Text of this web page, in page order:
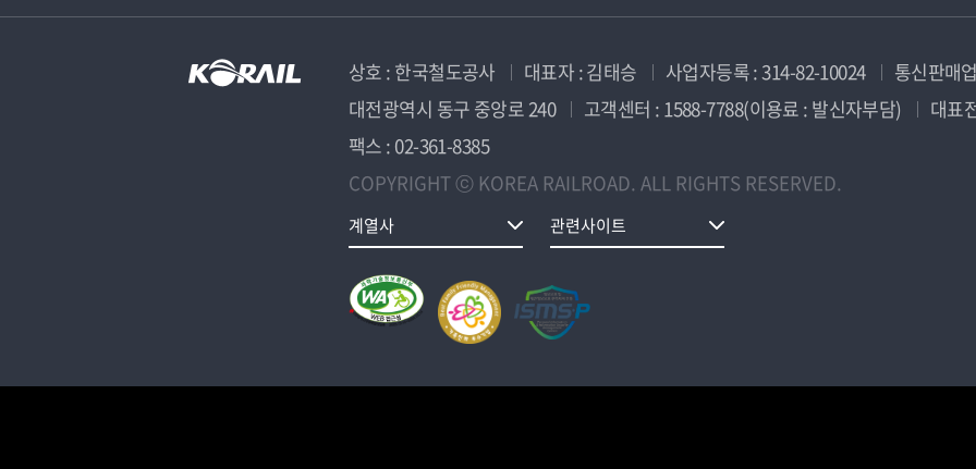
상호 : 한국철도공사 대표자 : 김태승 사업자등록 : 314-82-10024
통신판매
대전광역시 동구 중앙로 240
고객센터 : 1588-7788(이용료 : 발신자부담)
대표
팩스 : 02-361-8385
COPYRIGHT ⓒ KOREA RAILROAD. ALL RIGHTS RESERVED.
계열사 관련사이트